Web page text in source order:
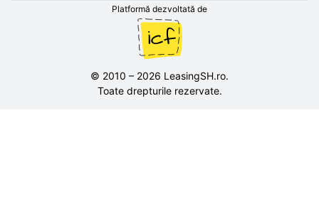
Platformă dezvoltată de
© 2010 – 2026 LeasingSH.ro.
Toate drepturile rezervate.